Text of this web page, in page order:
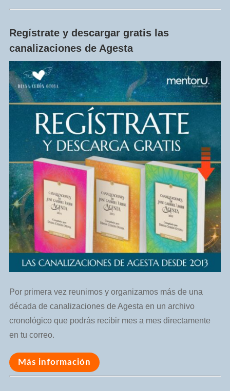
Regístrate y descargar gratis las
canalizaciones de Agesta
Por primera vez reunimos y organizamos más de una
década de canalizaciones de Agesta en un archivo
cronológico que podrás recibir mes a mes directamente
en tu correo.
Más información